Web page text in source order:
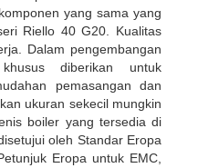
yang sama yang
Riello 40 G20. Kualitas
Dalam pengembangan
diberikan untuk
pemasangan dan
ukuran sekecil mungkin
boiler yang tersedia di
oleh Standar Eropa
Eropa untuk EMC,